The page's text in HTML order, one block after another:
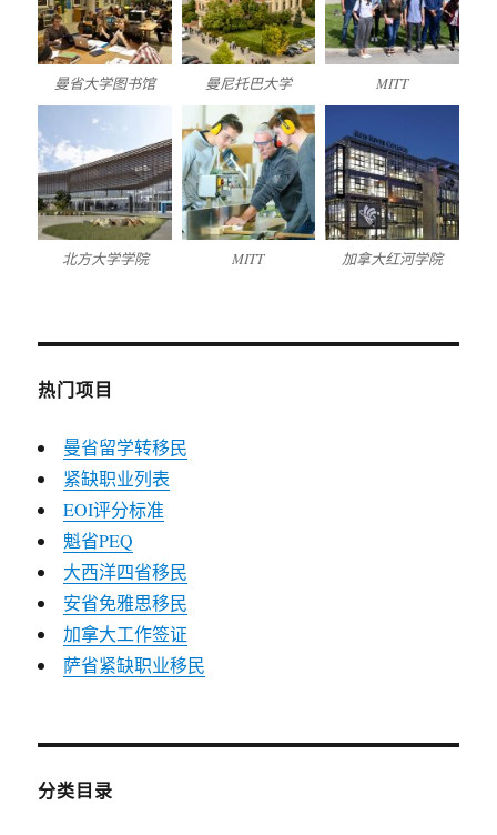
曼省大学图书馆 曼尼托巴大学 MITT
北方大学学院 MITT 加拿大红河学院
热门项目
曼省留学转移民
紧缺职业列表
EOI评分标准
魁省PEQ
大西洋四省移民
安省免雅思移民
加拿大工作签证
萨省紧缺职业移民
分类目录